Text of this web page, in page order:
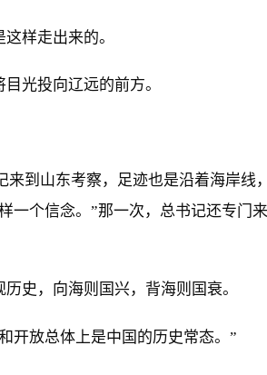
样走出来的。
光投向辽远的前方。
来到山东考察，足迹也是沿着海岸线
一个信念。”那一次，总书记还专门
史，向海则国兴，背海则国衰。
开放总体上是中国的历史常态。”